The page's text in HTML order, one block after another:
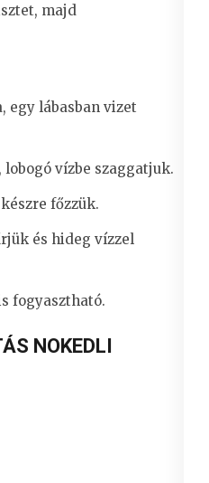
majd
egy lábasban vizet
vízbe szaggatjuk.
főzzük.
és hideg vízzel
fogyasztható.
NOKEDLI